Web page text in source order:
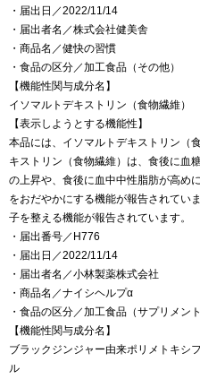
・届出日／2022/11/14
・届出者名／株式会社健美舎
・商品名／健快の習慣
・食品の区分／加工食品（その他）
【機能性関与成分名】
イソマルトデキストリン（食物繊維）
【表示しようとする機能性】
本品には、イソマルトデキストリン（
キストリン（食物繊維）は、食後に血
の上昇や、食後に血中中性脂肪が高め
をおだやかにする機能が報告されてい
子を整える機能が報告されています。
・届出番号／H776
・届出日／2022/11/14
・届出者名／小林製薬株式会社
・商品名／ナイシヘルプα
・食品の区分／加工食品（サプリメント
【機能性関与成分名】
ブラックジンジャー由来ポリメトキシ
ル